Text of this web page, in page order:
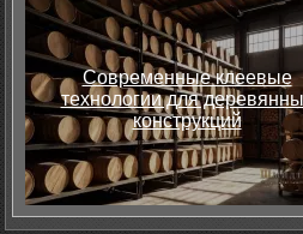
Современные клеевые
технологии для
конструкций